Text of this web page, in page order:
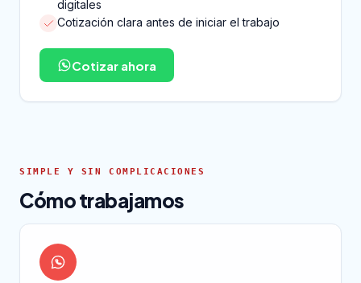
digitales
Cotización clara antes de iniciar el trabajo
Cotizar ahora
SIMPLE Y SIN COMPLICACIONES
Cómo trabajamos